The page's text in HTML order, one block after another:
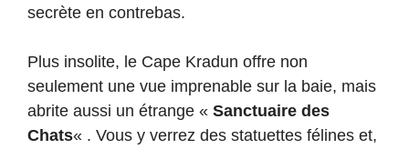
secrète en contrebas.
Plus insolite, le Cape Kradun offre non
seulement une vue imprenable sur la baie, mais
abrite aussi un étrange « Sanctuaire des
Chats« . Vous y verrez des statuettes félines et,